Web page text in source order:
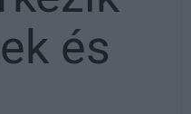
és